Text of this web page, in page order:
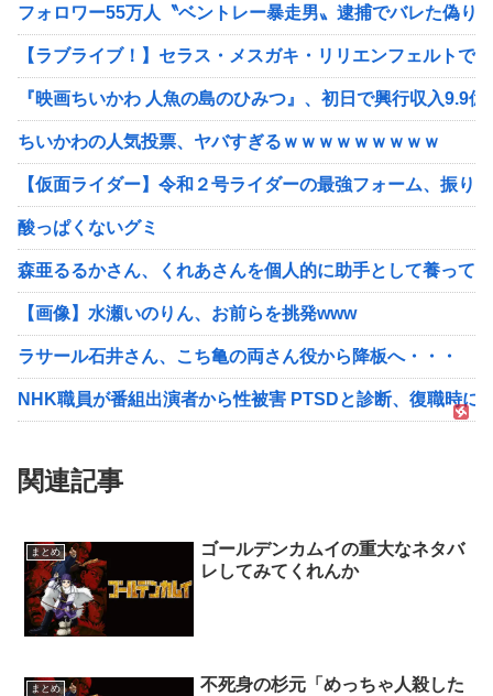
フォロワー55万人〝ベントレー暴走男〟逮捕でバレた偽り
【ラブライブ！】セラス・メスガキ・リリエンフェルトで
『映画ちいかわ 人魚の島のひみつ』、初日で興行収入9.9
ちいかわの人気投票、ヤバすぎるｗｗｗｗｗｗｗｗｗ
【仮面ライダー】令和２号ライダーの最強フォーム、振り
酸っぱくないグミ
森亜るるかさん、くれあさんを個人的に助手として養って
【画像】水瀬いのりん、お前らを挑発www
ラサール石井さん、こち亀の両さん役から降板へ・・・
NHK職員が番組出演者から性被害 PTSDと診断、復職時に
関連記事
まとめ
ゴールデンカムイの重大なネタバ
レしてみてくれんか
まとめ
不死身の杉元「めっちゃ人殺した